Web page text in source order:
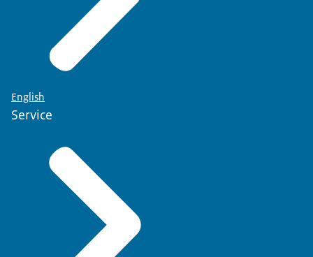
English
Service